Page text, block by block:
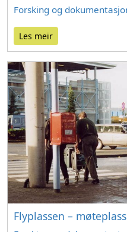
Forsking og
Les meir
Flyplassen –